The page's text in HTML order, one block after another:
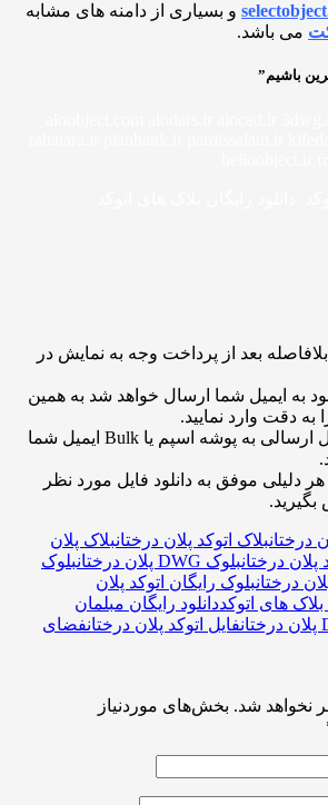
و بسیاری از دامنه های مشابه
باشد.
بعد از پرداخت وجه به نمایش در
ایمیل شما ارسال خواهد شد به همین
وارد نمایید.
ممکن است ایمیل ارسالی به پوشه اسپم یا Bulk ایمیل شما
موفق به دانلود فایل مورد نظر
بلاک اتوکد پلان درختانبلاک پلان
درختانبلوک DWG پلان درختان
بلوک
بلوک رایگان اتوکد پلان
اتوکد دانلود رایگان مبلمان
فایل اتوکد پلان درختانفضای
شد. بخش‌های موردنیاز